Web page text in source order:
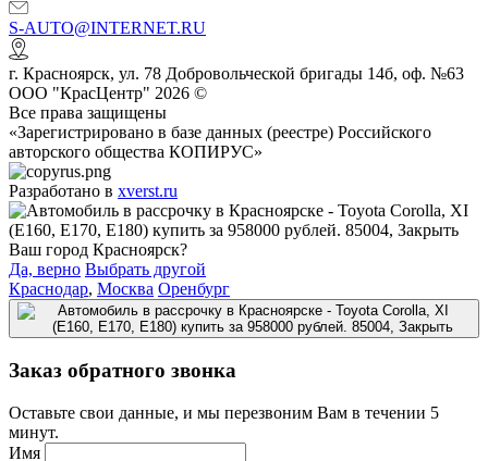
S-AUTO@INTERNET.RU
г. Красноярск, ул. 78 Добровольческой бригады 14б, оф. №63
ООО "КрасЦентр" 2026 ©
Все права защищены
«Зарегистрировано в базе данных (реестре) Российского
авторского общества КОПИРУС»
Разработано в xverst.ru
Ваш город Красноярск?
Да, верно Выбрать другой
Краснодар, Москва Оренбург
Заказ обратного звонка
Оставьте свои данные, и мы перезвоним Вам в течении 5
минут.
Имя